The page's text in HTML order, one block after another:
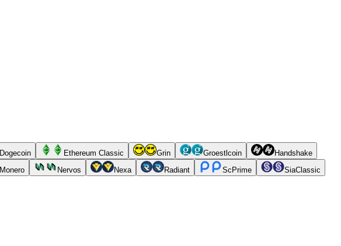
Dogecoin Ethereum Classic Grin Groestlcoin
Handshake
Monero Nervos Nexa Radiant ScPrime
SiaClassic